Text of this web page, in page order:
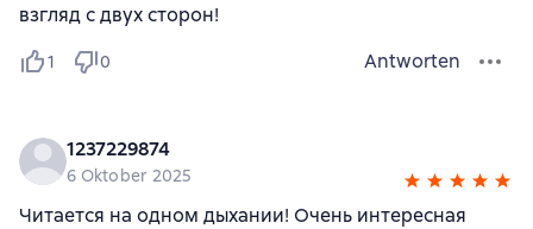
взгляд с двух сторон!
1 0 Antworten
1237229874
6 Oktober 2025
Читается на одном дыхании! Очень интересная